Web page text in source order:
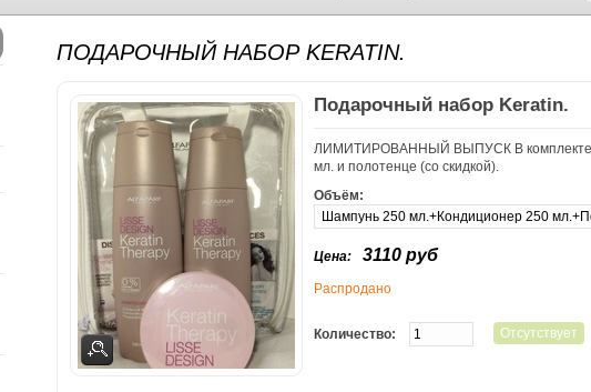
ПОДАРОЧНЫЙ НАБОР KERATIN.
Подарочный набор Keratin.
ЛИМИТИРОВАННЫЙ ВЫПУСК В комплекте:
мл. и полотенце (со скидкой).
Объём
Цена: 3110 руб
Распродано
Количество: